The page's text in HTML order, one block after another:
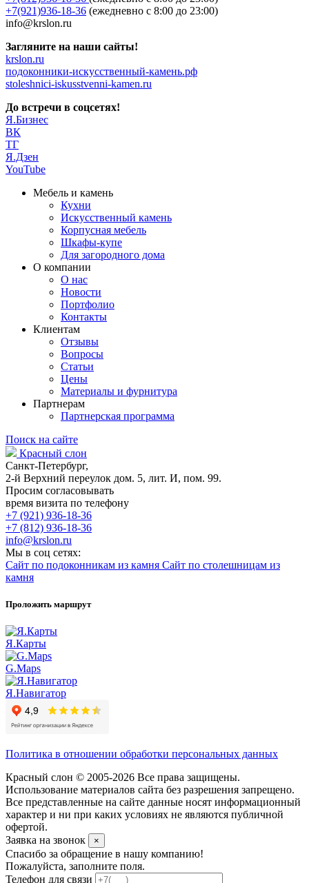
+7(921)936-18-36 (ежедневно с 8:00 до 23:00)
info@krslon.ru
Загляните на наши сайты!
krslon.ru
подоконники-искусственный-камень.рф
stoleshnici-iskusstvenni-kamen.ru
До встречи в соцсетях!
Я.Бизнес
ВК
ТГ
Я.Дзен
YouTube
Мебель и камень
Кухни
Искусственный камень
Корпусная мебель
Шкафы-купе
Для загородного дома
О компании
О нас
Новости
Портфолио
Контакты
Клиентам
Отзывы
Вопросы
Статьи
Цены
Материалы и фурнитура
Партнерам
Партнерская программа
Поиск на сайте
Красный слон
Санкт-Петербург,
2-й Верхний переулок дом. 5, лит. И, пом. 99.
Просим согласовывать
время визита по телефону
+7 (921) 936-18-36
+7 (812) 936-18-36
info@krslon.ru
Мы в соц сетях:
Сайт по подоконникам из камня Сайт по столешницам из
камня
Проложить маршрут
Я.Карты
G.Maps
Я.Навигатор
Политика в отношении обработки персональных данных
Красный слон © 2005-2026 Все права защищены.
Использование материалов сайта без разрешения запрещено.
Все представленные на сайте данные носят информационный
характер и ни при каких условиях не являются публичной
офертой.
Заявка на звонок
×
Спасибо за обращение в нашу компанию!
Пожалуйста, заполните поля.
Телефон для связи